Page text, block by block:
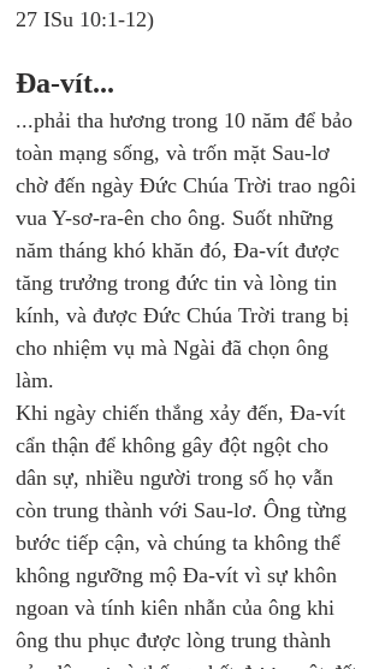
27 ISu 10:1-12)
Đa-vít...
...phải tha hương trong 10 năm để bảo
toàn mạng sống, và trốn mặt Sau-lơ
chờ đến ngày Đức Chúa Trời trao ngôi
vua Y-sơ-ra-ên cho ông. Suốt những
năm tháng khó khăn đó, Đa-vít được
tăng trưởng trong đức tin và lòng tin
kính, và được Đức Chúa Trời trang bị
cho nhiệm vụ mà Ngài đã chọn ông
làm.
Khi ngày chiến thắng xảy đến, Đa-vít
cẩn thận để không gây đột ngột cho
dân sự, nhiều người trong số họ vẫn
còn trung thành với Sau-lơ. Ông từng
bước tiếp cận, và chúng ta không thể
không ngưỡng mộ Đa-vít vì sự khôn
ngoan và tính kiên nhẫn của ông khi
ông thu phục được lòng trung thành